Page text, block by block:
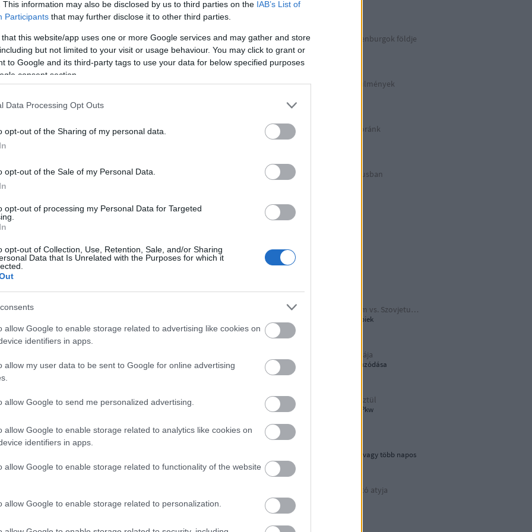
This information may also be disclosed by us to third parties on the IAB’s List of
Participants that may further disclose it to other third parties.
that this website/app uses one or more Google services and may gather and store
but not limited to your visit or usage behaviour. You may click to grant or
to Google and its third-party tags to use your data for below specified purposes
consent section.
Data Processing Opt Outs
opt-out of the Sharing of my personal data.
opt-out of the Sale of my Personal Data.
opt-out of processing my Personal Data for Targeted
opt-out of Collection, Use, Retention, Sale, and/or Sharing
Data that Is Unrelated with the Purposes for which it
allow Google to enable storage related to advertising like cookies on
identifiers in apps.
allow my user data to be sent to Google for online advertising
allow Google to send me personalized advertising.
allow Google to enable storage related to analytics like cookies on
identifiers in apps.
allow Google to enable storage related to functionality of the website
allow Google to enable storage related to personalization.
látványosságok nyújtják a meghatározó későbbi
nyitott szemmel barangolni. Így találtam meg a Jurisics
aminek egy részénél még a fejemet is le kellett húzni,
a Szolgabíróság alatt. Másik ilyen élmény a kolostorral
a tavaszi napfényben valami különleges hatást nyújtott:
Berlin 2. rész
Irány észak, a Guldenburgok földje
Észak-Németország
Halálos munkakörülmények
Berlinben ütött az óránk
Berlin 1. rész
Halálos listázás luxusban
Hitler első drónja
Honecker bosszúja
Harmadik Birodalom vs. Szovjetunió
A Katyusa meg a többiek
A hamburger őshazája
80 éves újjáépítés elhúzódása
Tökön-babon keresztül
Wehrmacht Einheits-Pkw
Egynapos kirándulás vagy több napos
városnézés
Az áramvonalas autó atyja
Járay Pál